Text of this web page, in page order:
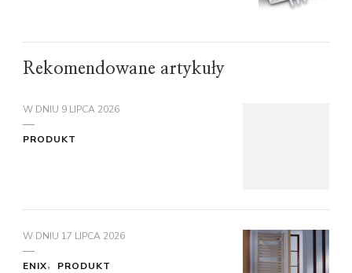
Rekomendowane artykuły
W DNIU 9 LIPCA 2026
PRODUKT
W DNIU 17 LIPCA 2026
ENIX
PRODUKT